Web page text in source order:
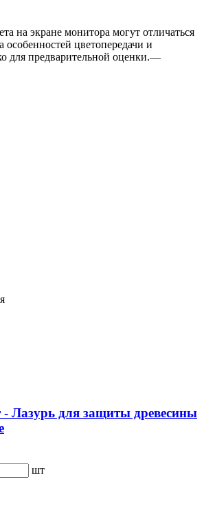
на экране монитора могут отличаться
особенностей цветопередачи и
для предварительной оценки.—
Лазурь для защиты древесины
шт